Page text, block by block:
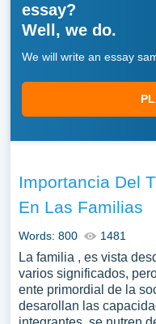
essay?
Well, we do.
We will write an essay
Importancia Del
En Las Familias
Words: 800 1481
La familia , es vista
varios significados,
ente primordial de la
desarollan las